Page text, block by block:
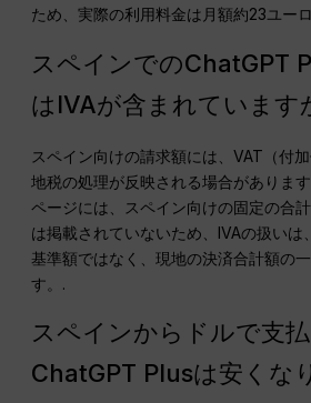
ため、実際の利用料金は月額約23ユー
スペインでのChatGPT
はIVAが含まれています
スペイン向けの請求額には、VAT（付
地税の処理が反映される場合がありま
ページには、スペイン向けの固定の合
は掲載されていないため、IVAの扱いは
基準額ではなく、現地の決済合計額の
す。.
スペインからドルで支払
ChatGPT Plusは安くな